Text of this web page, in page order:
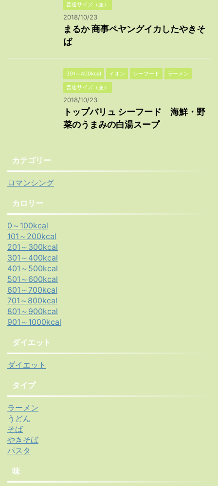
普通サイズ（並）
2018/10/23
まるか 商事ペヤングイカしたやきそ
ば
301～400kcal イオン シーフード
ラーメン
普通サイズ（並）
2018/10/23
トップバリュ シーフード 海鮮・野
菜のうまみの白湯スープ
カテゴリー
ロマンシング
カロリー
0～100kcal
101～200kcal
201～300kcal
301～400kcal
401～500kcal
501～600kcal
601～700kcal
701～800kcal
801～900kcal
901～1000kcal
ダイエット
ダイエット
タイプ
ラーメン
うどん
そば
やきそば
パスタ
味